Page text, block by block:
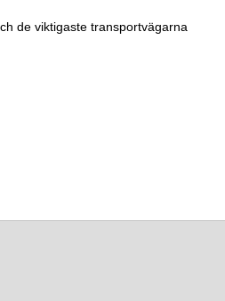
de viktigaste transportvägarna